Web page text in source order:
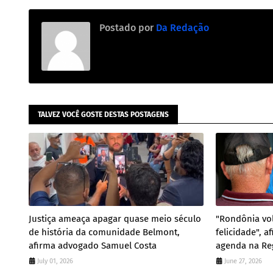
Postado por Da Redação
TALVEZ VOCÊ GOSTE DESTAS POSTAGENS
Justiça ameaça apagar quase meio século
de história da comunidade Belmont,
afirma advogado Samuel Costa
July 01, 2026
"Rondônia
felicidade",
agenda na
June 27, 2026